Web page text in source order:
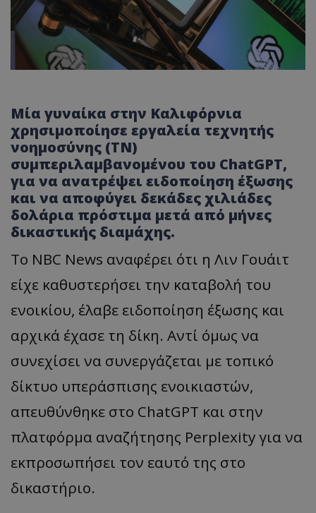
Μία γυναίκα στην Καλιφόρνια
χρησιμοποίησε εργαλεία τεχνητής
νοημοσύνης (ΤΝ)
συμπεριλαμβανομένου του ChatGPT,
για να ανατρέψει ειδοποίηση έξωσης
και να αποφύγει δεκάδες χιλιάδες
δολάρια πρόστιμα μετά από μήνες
δικαστικής διαμάχης.
Το NBC News αναφέρει ότι η Λιν Γουάιτ
είχε καθυστερήσει την καταβολή του
ενοικίου, έλαβε ειδοποίηση έξωσης και
αρχικά έχασε τη δίκη. Αντί όμως να
συνεχίσει να συνεργάζεται με τοπικό
δίκτυο υπεράσπισης ενοικιαστών,
απευθύνθηκε στο ChatGPT και στην
πλατφόρμα αναζήτησης Perplexity για να
εκπροσωπήσει τον εαυτό της στο
δικαστήριο.